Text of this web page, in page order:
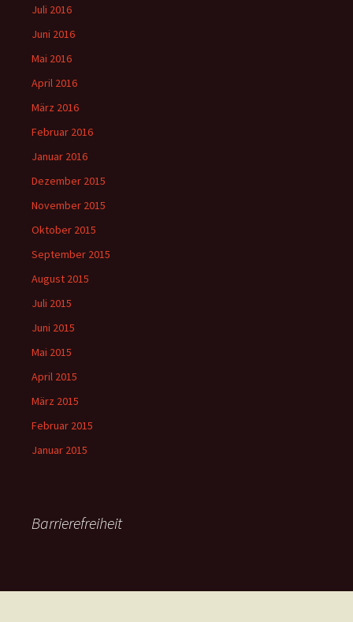
Juli 2016
Juni 2016
Mai 2016
April 2016
März 2016
Februar 2016
Januar 2016
Dezember 2015
November 2015
Oktober 2015
September 2015
August 2015
Juli 2015
Juni 2015
Mai 2015
April 2015
März 2015
Februar 2015
Januar 2015
Barrierefreiheit